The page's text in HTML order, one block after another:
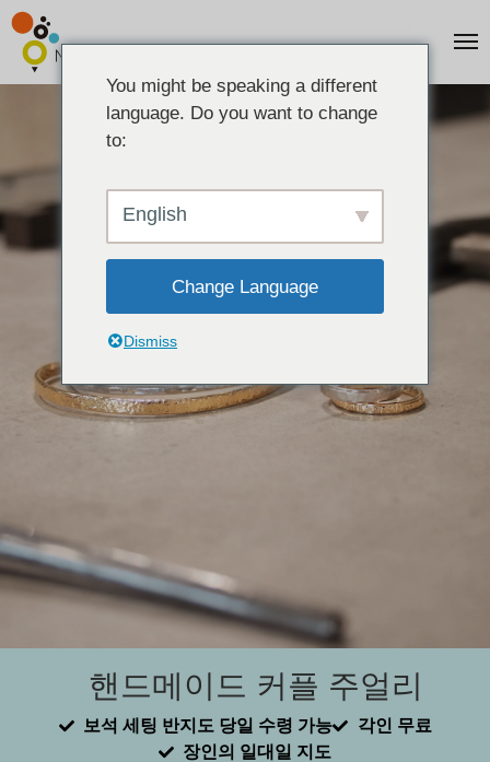
핸드메이드 커플 주얼리
보석 세팅 반지도 당일 수령 가능
각인 무료
장인의 일대일 지도
You might be speaking a different
language. Do you want to change
to:
English
Change Language
Dismiss